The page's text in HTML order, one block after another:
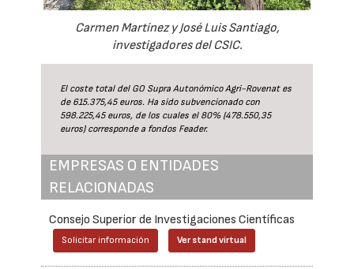
Carmen Martínez y José Luis Santiago,
investigadores del CSIC.
El coste total del GO Supra Autonómico Agri-Rovenat es
de 615.375,45 euros. Ha sido subvencionado con
598.225,45 euros, de los cuales el 80% (478.550,35
euros) corresponde a fondos Feader.
EMPRESAS O ENTIDADES
RELACIONADAS
Consejo Superior de Investigaciones Científicas
Solicitar información Ver stand virtual